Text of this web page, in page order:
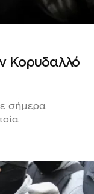
Κορυδαλλό
σήμερα